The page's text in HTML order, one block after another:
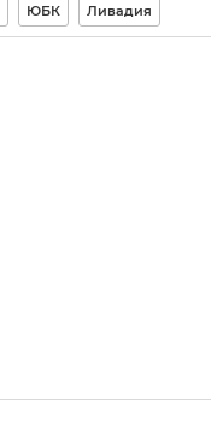
ЮБК Ливадия